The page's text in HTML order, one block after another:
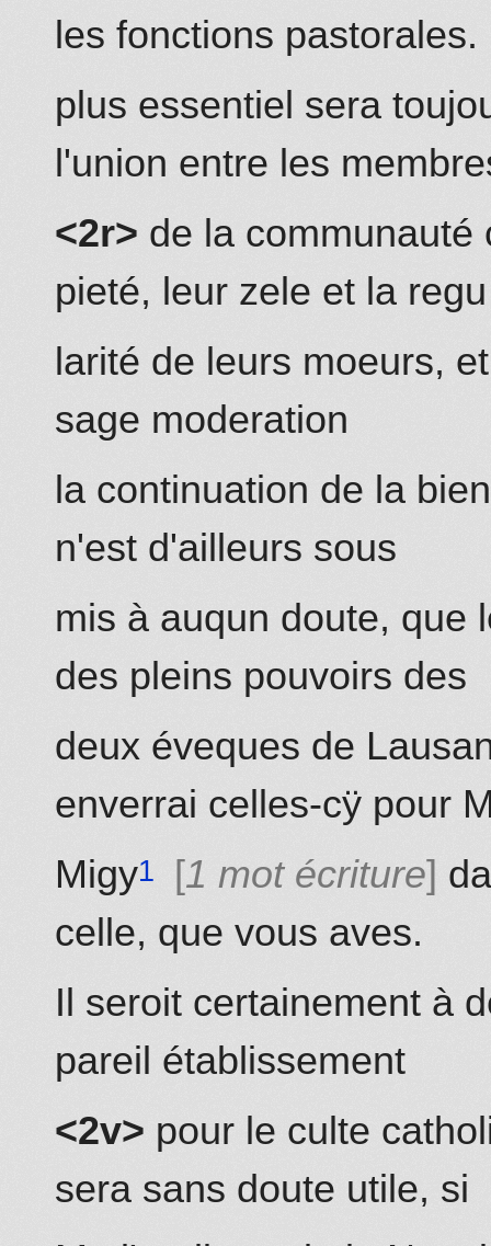
les fonctions pastorales.
plus essentiel sera
l'union entre les
<2r> de la communauté
pieté, leur zele et la regu
larité de leurs moeurs,
sage moderation
la continuation de la
n'est d'ailleurs sous
mis à auqun doute, que
des pleins pouvoirs des
deux éveques de
enverrai celles-cÿ pour
Migy
1 mot écriture
celle, que vous aves.
Il seroit certainement à
pareil établissement
<2v> pour le culte
sera sans doute utile, si